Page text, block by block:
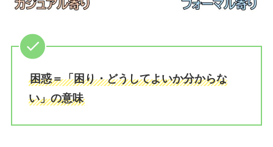
困惑＝「困り・どうしてよいか分からな
い」の意味